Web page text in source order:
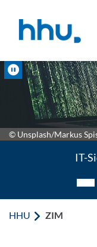
© Unsplash/Markus
IT-
Pause
HHU ZIM